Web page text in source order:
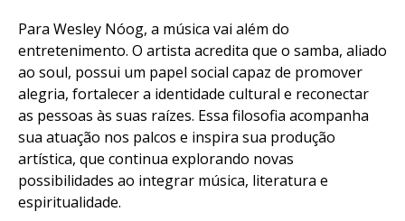
Para Wesley Nóog, a música vai além do
entretenimento. O artista acredita que o samba, aliado
ao soul, possui um papel social capaz de promover
alegria, fortalecer a identidade cultural e reconectar
as pessoas às suas raízes. Essa filosofia acompanha
sua atuação nos palcos e inspira sua produção
artística, que continua explorando novas
possibilidades ao integrar música, literatura e
espiritualidade.